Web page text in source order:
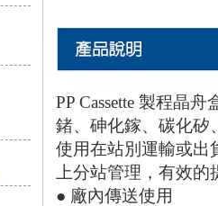
PP Cassette 製程晶
鍺、砷化鎵、碳化
使用在站別運輸或出
上分站管理，有效
● 廠內傳送使用